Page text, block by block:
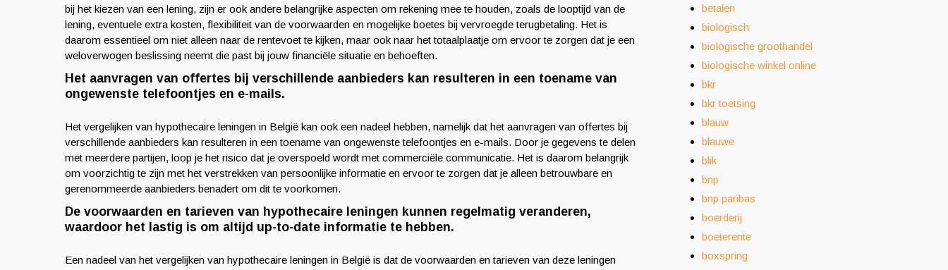
bij het kiezen van een lening, zijn er ook andere belangrijke aspecten om rekening mee te houden, zoals de looptijd van de
lening, eventuele extra kosten, flexibiliteit van de voorwaarden en mogelijke boetes bij vervroegde terugbetaling. Het is
daarom essentieel om niet alleen naar de rentevoet te kijken, maar ook naar het totaalplaatje om ervoor te zorgen dat je een
weloverwogen beslissing neemt die past bij jouw financiële situatie en behoeften.
Het aanvragen van offertes bij verschillende aanbieders kan resulteren in een toename van
ongewenste telefoontjes en e-mails.
Het vergelijken van hypothecaire leningen in België kan ook een nadeel hebben, namelijk dat het aanvragen van offertes bij
verschillende aanbieders kan resulteren in een toename van ongewenste telefoontjes en e-mails. Door je gegevens te delen
met meerdere partijen, loop je het risico dat je overspoeld wordt met commerciële communicatie. Het is daarom belangrijk
om voorzichtig te zijn met het verstrekken van persoonlijke informatie en ervoor te zorgen dat je alleen betrouwbare en
gerenommeerde aanbieders benadert om dit te voorkomen.
De voorwaarden en tarieven van hypothecaire leningen kunnen regelmatig veranderen,
waardoor het lastig is om altijd up-to-date informatie te hebben.
Een nadeel van het vergelijken van hypothecaire leningen in België is dat de voorwaarden en tarieven van deze leningen
betalen
biologisch
biologische groothandel
biologische winkel online
bkr
bkr toetsing
blauw
blauwe
blik
bnp
bnp paribas
boerderij
boeterente
boxspring